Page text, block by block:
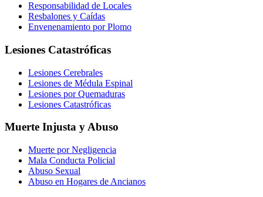
Responsabilidad de Locales
Resbalones y Caídas
Envenenamiento por Plomo
Lesiones Catastróficas
Lesiones Cerebrales
Lesiones de Médula Espinal
Lesiones por Quemaduras
Lesiones Catastróficas
Muerte Injusta y Abuso
Muerte por Negligencia
Mala Conducta Policial
Abuso Sexual
Abuso en Hogares de Ancianos